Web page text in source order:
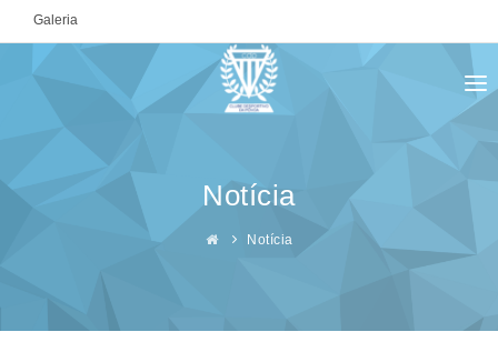
Galeria
Notícia
Notícia